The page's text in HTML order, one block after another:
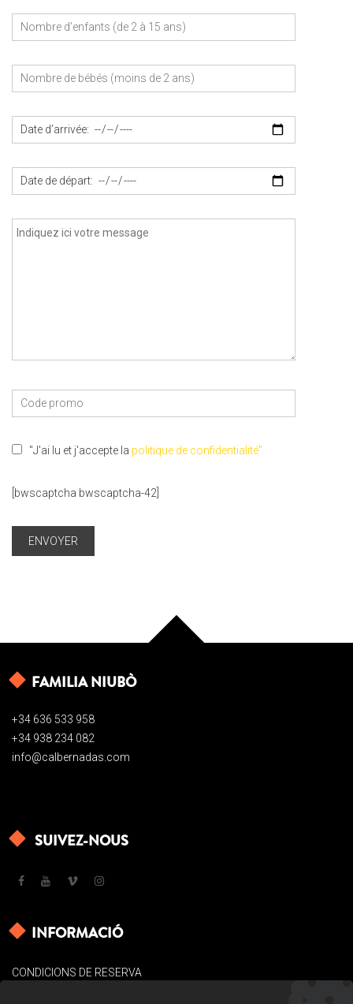
"J'ai lu et j'accepte la politique de confidentialité"
[bwscaptcha bwscaptcha-42]
FAMILIA NIUBÒ
+34 636 533 958
+34 938 234 082
info@calbernadas.com
SUIVEZ-NOUS
INFORMACIÓ
CONDICIONS DE RESERVA